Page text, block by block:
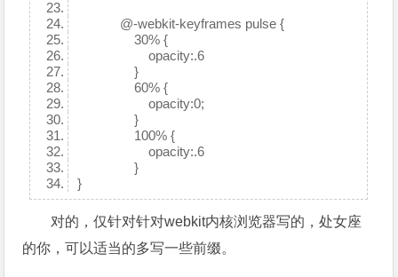
@-webkit-keyframes pulse {
30% {
opacity:.6
}
60% {
opacity:0;
}
100% {
opacity:.6
}
}
对的，仅针对针对webkit内核浏览器写的，处女座
的你，可以适当的多写一些前缀。